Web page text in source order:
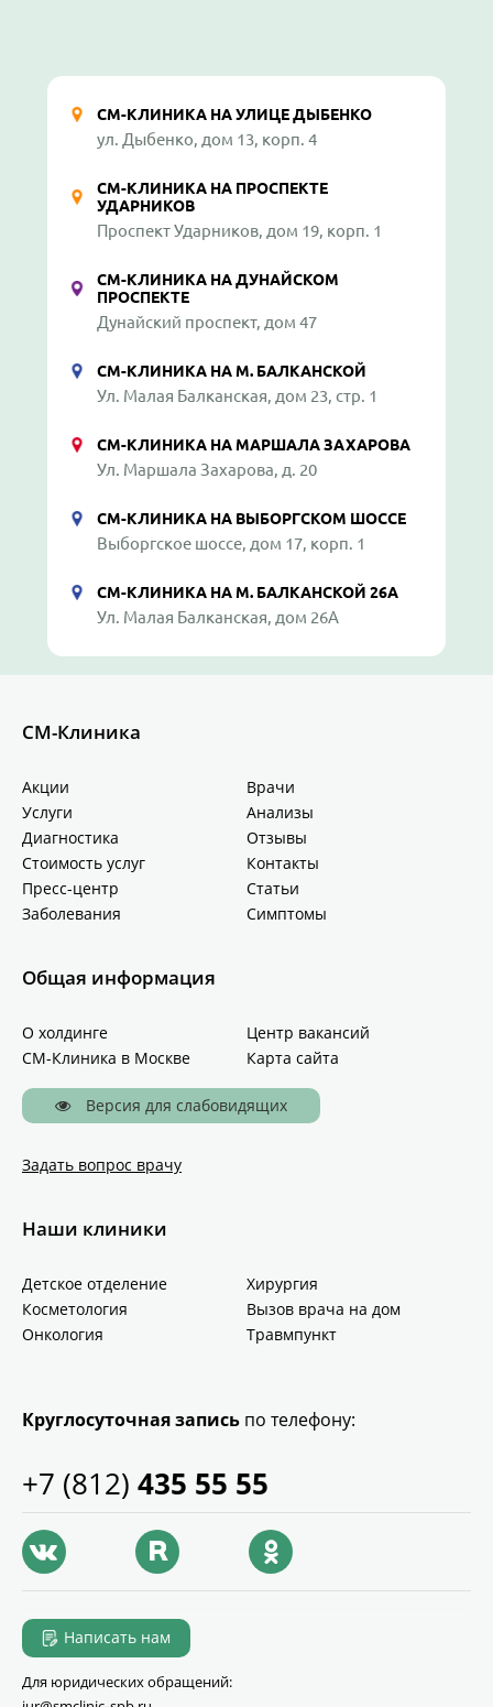
СМ-КЛИНИКА НА УЛИЦЕ ДЫБЕНКО
ул. Дыбенко, дом 13, корп. 4
СМ-КЛИНИКА НА ПРОСПЕКТЕ
УДАРНИКОВ
Проспект Ударников, дом 19, корп. 1
СМ-КЛИНИКА НА ДУНАЙСКОМ
ПРОСПЕКТЕ
Дунайский проспект, дом 47
СМ-КЛИНИКА НА М. БАЛКАНСКОЙ
Ул. Малая Балканская, дом 23, стр. 1
СМ-КЛИНИКА НА МАРШАЛА ЗАХАРОВА
Ул. Маршала Захарова, д. 20
СМ-КЛИНИКА НА ВЫБОРГСКОМ ШОССЕ
Выборгское шоссе, дом 17, корп. 1
СМ-КЛИНИКА НА М. БАЛКАНСКОЙ 26А
Ул. Малая Балканская, дом 26А
СМ-Клиника
Акции
Врачи
Услуги
Анализы
Диагностика
Отзывы
Стоимость услуг
Контакты
Пресс-центр
Статьи
Заболевания
Симптомы
Общая информация
О холдинге
Центр вакансий
СМ-Клиника в Москве
Карта сайта
Версия для слабовидящих
Задать вопрос врачу
Наши клиники
Детское отделение
Хирургия
Косметология
Вызов врача на дом
Онкология
Травмпункт
Круглосуточная запись по телефону:
+7 (812) 435 55 55
Написать нам
Для юридических обращений: